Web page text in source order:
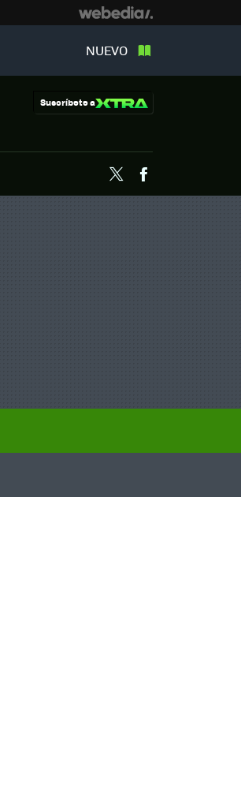
NUEVO
Suscríbete a
Twitter